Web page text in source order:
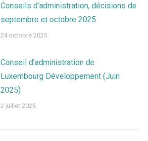
Conseils d’administration, décisions de
septembre et octobre 2025
24 octobre 2025
Conseil d’administration de
Luxembourg Développement (Juin
2025)
2 juillet 2025